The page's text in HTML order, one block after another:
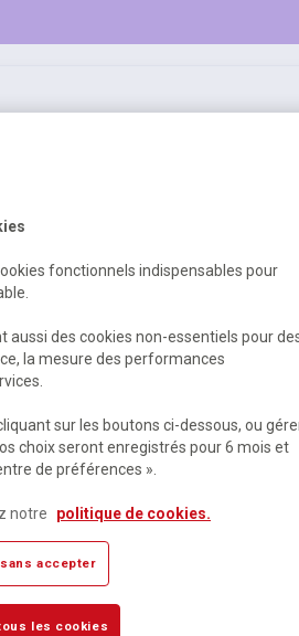
outils, travaux & entretien
excuser pour la
à l'accueil
si validation avant 12h
fonctionnels indispensables pour
aussi des cookies non-essentiels pour
la mesure des performances
sur les boutons ci-dessous, ou
choix seront enregistrés pour 6 mois et
de préférences ».
notre politique de cookies.
accepter
les cookies